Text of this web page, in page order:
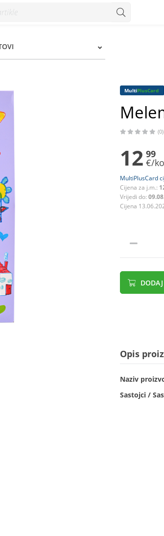
MultiPlusCard
(0)
12 99
€/
MultiPlusCard
Cijena za j.m.:
Vrijedi do:
Cijena
Opis
Naziv
Sastojci /